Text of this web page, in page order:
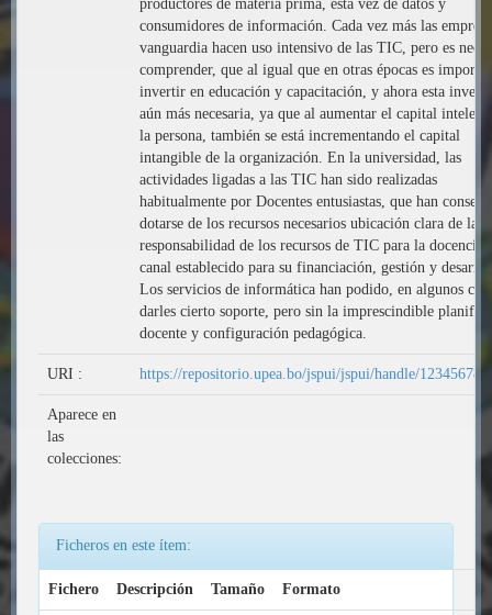
productores de materia prima, esta vez de datos y
consumidores de información. Cada vez más las
vanguardia hacen uso intensivo de las TIC, pero es
comprender, que al igual que en otras épocas es
invertir en educación y capacitación, y ahora esta
aún más necesaria, ya que al aumentar el capital
la persona, también se está incrementando el capital
intangible de la organización. En la universidad, las
actividades ligadas a las TIC han sido realizadas
habitualmente por Docentes entusiastas, que han
dotarse de los recursos necesarios ubicación clara de la
responsabilidad de los recursos de TIC para la
canal establecido para su financiación, gestión y
Los servicios de informática han podido, en algunos
darles cierto soporte, pero sin la imprescindible
docente y configuración pedagógica.
URI : https://repositorio.upea.bo/jspui/jspui/handle/
Aparece en
las
colecciones:
Ficheros en este ítem:
Fichero Descripción Tamaño Formato